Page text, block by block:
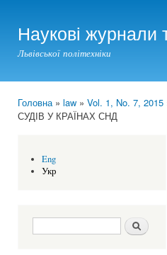
Наукові журнали
Львівської політехніки
You are here
Головна» law » Vol. 1, No. 7, 2015
СУДІВ У КРАЇНАХ СНД
Eng
Укр
Search form Шукати